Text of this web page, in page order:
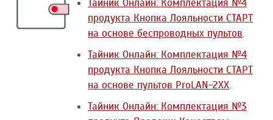
Тайник Онлайн: Комплектация №4
продукта Кнопка Лояльности СТАРТ
на основе беспроводных пультов.
Тайник Онлайн: Комплектация №4
продукта Кнопка Лояльности СТАРТ
на основе пультов ProLAN-2ХХ.
Тайник Онлайн: Комплектация №3